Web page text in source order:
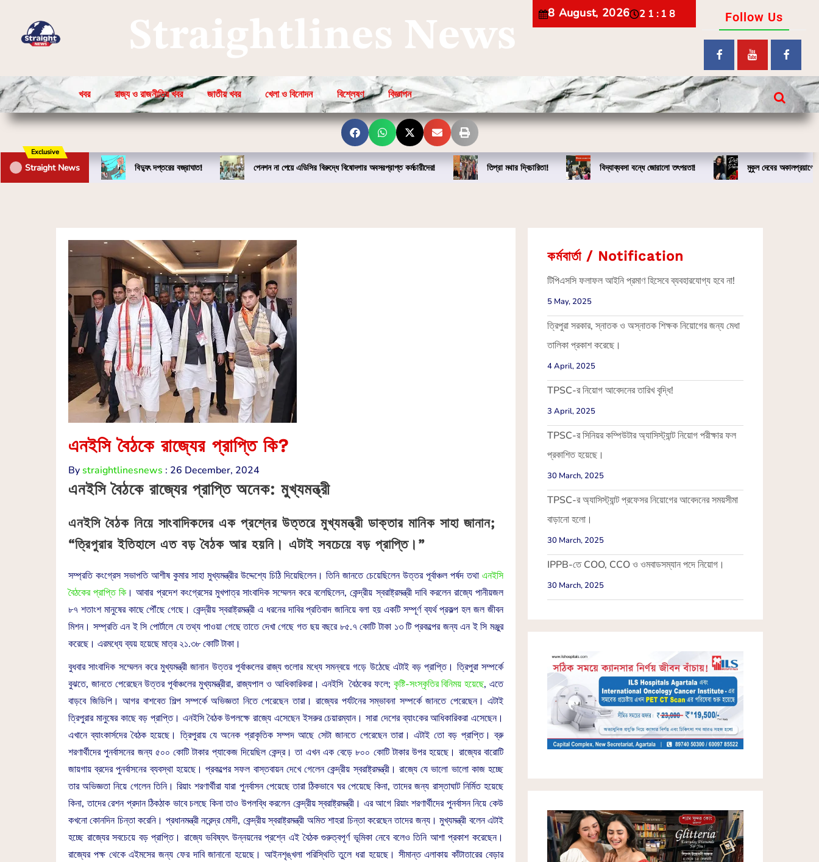
Straightlines News
8 August, 2026 21:18 Follow Us
খবর রাজ্য ও রাজনীতির খবর জাতীয় খবর খেলা ও বিনোদন বিশ্লেষণ বিজ্ঞাপন
Exclusive
Straight News বিদ্যুৎ দপ্তরের বজ্রাঘাত! পেনশন না পেয়ে এডিসির বিরুদ্ধে বিষোদগার অবসরপ্রাপ্ত কর্মচারীদের! তিপ্রা মথার দ্বিচারিতা! বিদ্যাব্যবসা বন্ধে জোরালো তৎপরতা! মুকুল দেবের
এনইসি বৈঠকে রাজ্যের প্রাপ্তি কি?
Bystraightlinesnews : 26 December, 2024
এনইসি বৈঠকে রাজ্যের প্রাপ্তি অনেক: মুখ্যমন্ত্রী
এনইসি বৈঠক নিয়ে সাংবাদিকদের এক প্রশ্নের উত্তরে মুখ্যমন্ত্রী ডাক্তার মানিক সাহা জানান;
“ত্রিপুরার ইতিহাসে এত বড় বৈঠক আর হয়নি। এটাই সবচেয়ে বড় প্রাপ্তি।”
সম্প্রতি কংগ্রেস সভাপতি আশীষ কুমার সাহা মুখ্যমন্ত্রীর উদ্দেশ্যে চিঠি দিয়েছিলেন। তিনি জানতে চেয়েছিলেন উত্তর পূর্বাঞ্চল পর্ষদ তথা এনইসি
বৈঠকের প্রাপ্তি কি । আবার প্রদেশ কংগ্রেসের মুখপাত্র সাংবাদিক সম্মেলন করে বলেছিলেন, কেন্দ্রীয় স্বরাষ্ট্রমন্ত্রী দাবি করলেন রাজ্যে পানীয়জল
৮৭ শতাংশ মানুষের কাছে পৌঁছে গেছে। কেন্দ্রীয় স্বরাষ্ট্রমন্ত্রী এ ধরনের দাবির প্রতিবাদ জানিয়ে বলা হয় একটি সম্পূর্ণ ব্যর্থ প্রকল্প হল জল জীবন
মিশন। সম্প্রতি এন ই সি পোর্টালে যে তথ্য পাওয়া গেছে তাতে দেখা গেছে গত ছয় বছরে ৮৫.৭ কোটি টাকা ১৩ টি প্রকল্পের জন্য এন ই সি মঞ্জুর
করেছে। এরমধ্যে ব্যয় হয়েছে মাত্র ২১.৩৮ কোটি টাকা।
বুধবার সাংবাদিক সম্মেলন করে মুখ্যমন্ত্রী জানান উত্তর পূর্বাঞ্চলের রাজ্য গুলোর মধ্যে সমন্বয়ে গড়ে উঠেছে এটাই বড় প্রাপ্তি। ত্রিপুরা সম্পর্কে
বুঝতে, জানতে পেরেছেন উত্তর পূর্বাঞ্চলের মুখ্যমন্ত্রীরা, রাজ্যপাল ও আধিকারিকরা। এনইসি বৈঠকের ফলে; কৃষ্টি-সংস্কৃতির বিনিময় হয়েছে, এতে
বাড়বে জিডিপি। আগর বাশবেত শিল্প সম্পর্কে অভিজ্ঞতা নিতে পেরেছেন তারা। রাজ্যের পর্যটনের সম্ভাবনা সম্পর্কে জানতে পেরেছেন। এটাই
ত্রিপুরার মানুষের কাছে বড় প্রাপ্তি। এনইসি বৈঠক উপলক্ষে রাজ্যে এসেছেন ইসরুর চেয়ারম্যান। সারা দেশের ব্যাংকের আধিকারিকরা এসেছেন।
এখানে ব্যাংকার্সদের বৈঠক হয়েছে। ত্রিপুরায় যে অনেক প্রাকৃতিক সম্পদ আছে সেটা জানতে পেরেছেন তারা। এটাই তো বড় প্রাপ্তি। ব্রু
শরণার্থীদের পুনর্বাসনের জন্য ৫০০ কোটি টাকার প্যাকেজ দিয়েছিল কেন্দ্র। তা এখন এক বেড়ে ৮০০ কোটি টাকার উপর হয়েছে। রাজ্যের বারোটি
জায়গায় ব্রদের পুনর্বাসনের ব্যবস্থা হয়েছে। প্রকল্পের সফল বাস্তবায়ন দেখে গেলেন কেন্দ্রীয় স্বরাষ্ট্রমন্ত্রী। রাজ্যে যে ভালো ভালো কাজ হচ্ছে
তার অভিজ্ঞতা নিয়ে গেলেন তিনি। রিয়াং শরণার্থীরা যারা পুনর্বাসন পেয়েছে তারা ঠিকভাবে ঘর পেয়েছে কিনা, তাদের জন্য রাস্তাঘাট নির্মিত হয়েছে
কিনা, তাদের রেশন প্রদান ঠিকঠাক ভাবে চলছে কিনা তাও উপলব্ধি করলেন কেন্দ্রীয় স্বরাষ্ট্রমন্ত্রী। এর আগে রিয়াং শরণার্থীদের পুনর্বাসন নিয়ে কেউ
কখনো কোনদিন চিন্তা করেনি। প্রধানমন্ত্রী নরেন্দ্র মোদী, কেন্দ্রীয় স্বরাষ্ট্রমন্ত্রী অমিত শাহরা চিন্তা করেছেন তাদের জন্য। মুখ্যমন্ত্রী বলেন এটাই
হচ্ছে রাজ্যের সবচেয়ে বড় প্রাপ্তি। রাজ্যে ভবিষ্যৎ উন্নয়নের প্রশ্নে এই বৈঠক গুরুত্বপূর্ণ ভূমিকা নেবে বলেও তিনি আশা প্রকাশ করেছেন।
রাজ্যের পক্ষ থেকে এইমসের জন্য ফের দাবি জানানো হয়েছে। আইনশৃঙ্খলা পরিস্থিতি তুলে ধরা হয়েছে। সীমান্ত এলাকায় কাঁটাতারের বেড়ার
কর্মবার্তা / Notification
টিপিএসসি ফলাফল আইনি প্রমাণ হিসেবে ব্যবহারযোগ্য হবে না!
5 May, 2025
ত্রিপুরা সরকার, স্নাতক ও অস্নাতক শিক্ষক নিয়োগের জন্য মেধা
তালিকা প্রকাশ করেছে।
4 April, 2025
TPSC-র নিয়োগ আবেদনের তারিখ বৃদ্ধি!
3 April, 2025
TPSC-র সিনিয়র কম্পিউটার অ্যাসিস্ট্যান্ট নিয়োগ পরীক্ষার ফল
প্রকাশিত হয়েছে।
30 March, 2025
TPSC-র অ্যাসিস্ট্যান্ট প্রফেসর নিয়োগের আবেদনের সময়সীমা
বাড়ানো হলো।
30 March, 2025
IPPB-তে COO, CCO ও ওমবাডসম্যান পদে নিয়োগ।
30 March, 2025